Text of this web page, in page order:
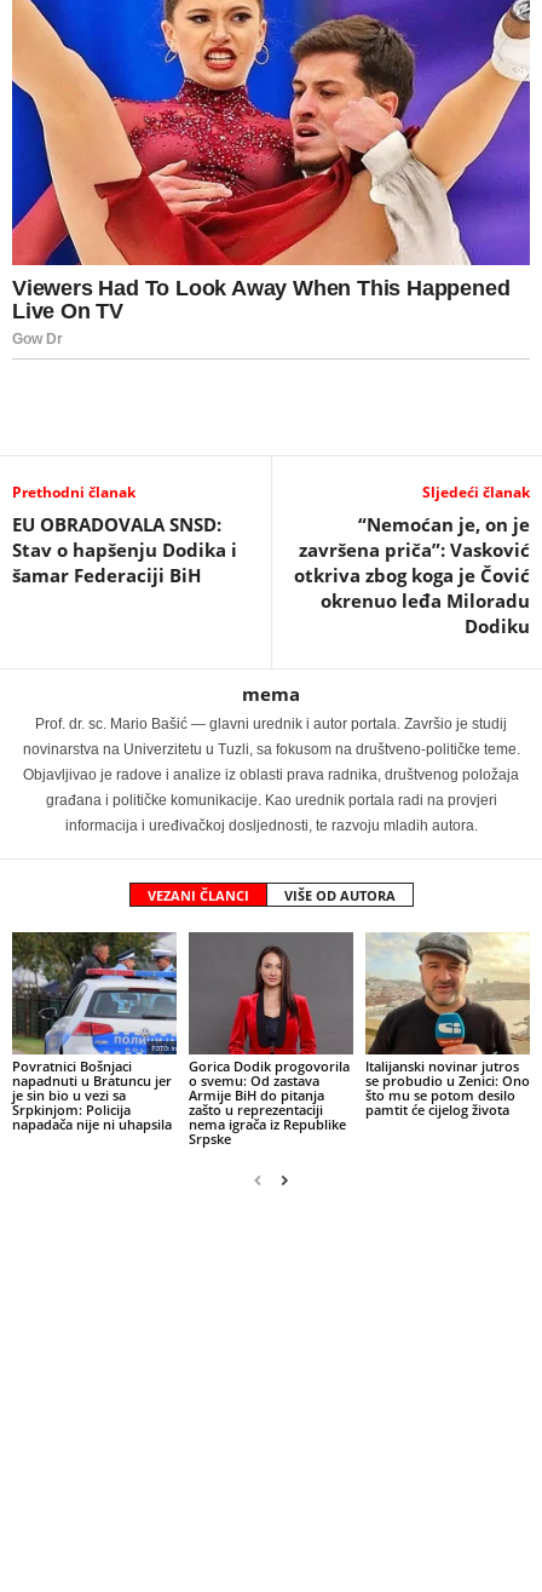
Prethodni članak
EU OBRADOVALA SNSD:
Stav o hapšenju Dodika i
šamar Federaciji BiH
Sljedeći članak
“Nemoćan je, on je
završena priča”: Vasković
otkriva zbog koga je Čović
okrenuo leđa Miloradu
Dodiku
mema
Prof. dr. sc. Mario Bašić — glavni urednik i autor portala. Završio je studij
novinarstva na Univerzitetu u Tuzli, sa fokusom na društveno-političke teme.
Objavljivao je radove i analize iz oblasti prava radnika, društvenog položaja
građana i političke komunikacije. Kao urednik portala radi na provjeri
informacija i uređivačkoj dosljednosti, te razvoju mladih autora.
VEZANI ČLANCI VIŠE OD AUTORA
Povratnici Bošnjaci
napadnuti u Bratuncu jer
je sin bio u vezi sa
Srpkinjom: Policija
napadača nije ni uhapsila
Gorica Dodik progovorila
o svemu: Od zastava
Armije BiH do pitanja
zašto u reprezentaciji
nema igrača iz Republike
Srpske
Italijanski novinar jutros
se probudio u Zenici: Ono
što mu se potom desilo
pamtit će cijelog života